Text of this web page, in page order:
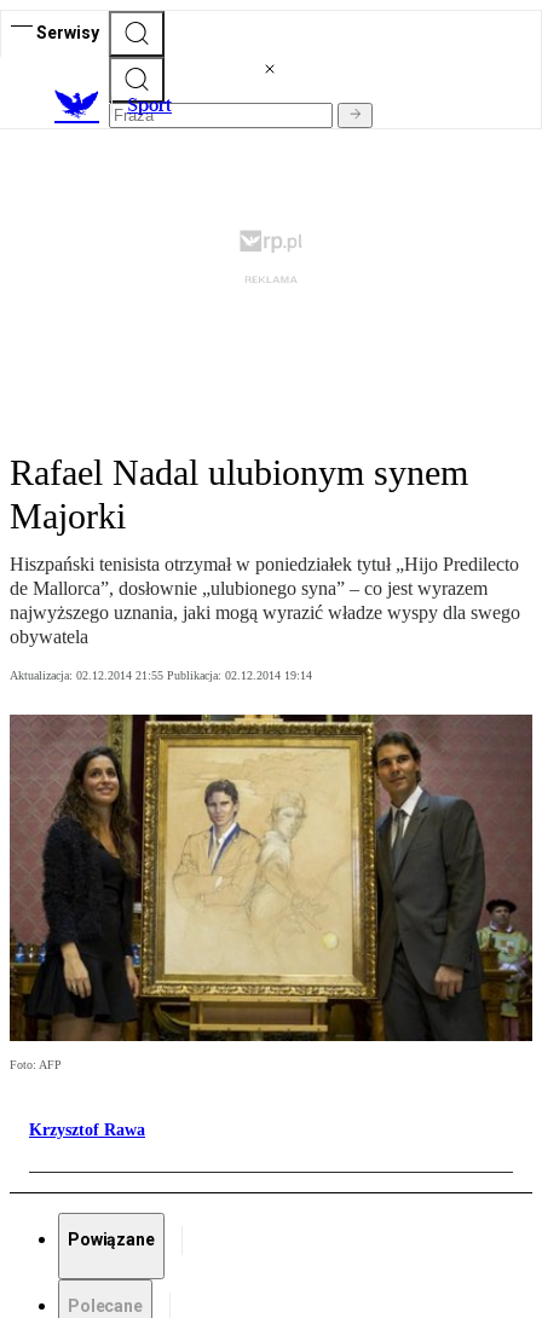
Serwisy
Sport
Rafael Nadal ulubionym synem
Majorki
Hiszpański tenisista otrzymał w poniedziałek tytuł „Hijo Predilecto
de Mallorca”, dosłownie „ulubionego syna” – co jest wyrazem
najwyższego uznania, jaki mogą wyrazić władze wyspy dla swego
obywatela
Aktualizacja: 02.12.2014 21:55 Publikacja: 02.12.2014 19:14
Foto: AFP
Krzysztof Rawa
Powiązane
Polecane